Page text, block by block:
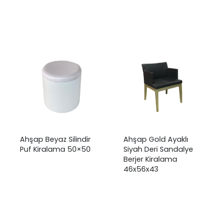
Ahşap Beyaz Silindir
Puf Kiralama 50×50
Ahşap Gold Ayaklı
Siyah Deri Sandalye
Berjer Kiralama
46x56x43